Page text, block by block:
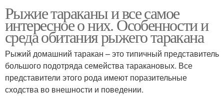
Рыжие тараканы и все самое
интересное о них. Особенности и
среда обитания рыжего таракана
Рыжий домашний таракан – это типичный представитель
большого подотряда семейства таракановых. Все
представители этого рода имеют поразительные
сходства во внешности и поведении.